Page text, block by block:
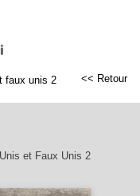
faux unis 2 << Retour
et Faux Unis 2